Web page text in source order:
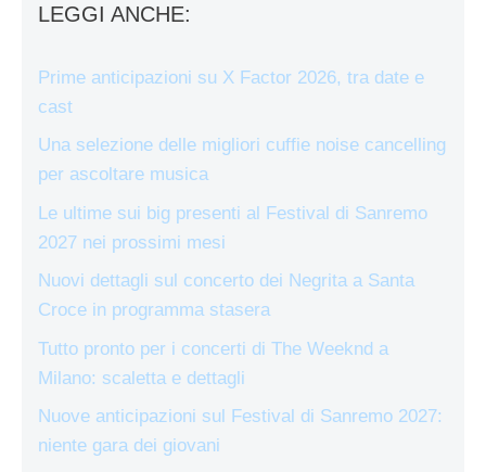
LEGGI ANCHE:
Prime anticipazioni su X Factor 2026, tra date e
cast
Una selezione delle migliori cuffie noise cancelling
per ascoltare musica
Le ultime sui big presenti al Festival di Sanremo
2027 nei prossimi mesi
Nuovi dettagli sul concerto dei Negrita a Santa
Croce in programma stasera
Tutto pronto per i concerti di The Weeknd a
Milano: scaletta e dettagli
Nuove anticipazioni sul Festival di Sanremo 2027:
niente gara dei giovani